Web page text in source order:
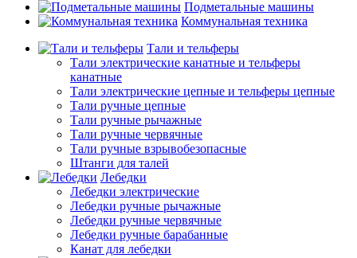
Подметальные машины
Коммунальная техника
Тали и тельферы
Тали электрические канатные и тельферы
канатные
Тали электрические цепные и тельферы цепные
Тали ручные цепные
Тали ручные рычажные
Тали ручные червячные
Тали ручные взрывобезопасные
Штанги для талей
Лебедки
Лебедки электрические
Лебедки ручные рычажные
Лебедки ручные червячные
Лебедки ручные барабанные
Канат для лебедки